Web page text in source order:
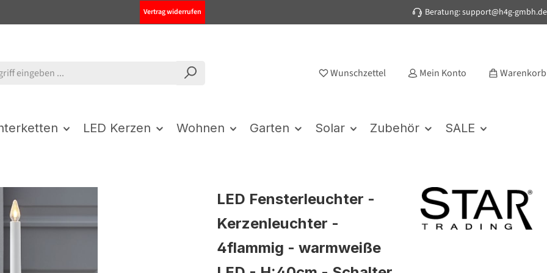
Vertrag widerrufen Beratung: support@h4g-gmbh.de
Wunschzettel Mein Konto Warenkorb
LED Kerzen Wohnen Garten Solar Zubehör SALE
LED Fensterleuchter -
Kerzenleuchter -
4flammig - warmweiße